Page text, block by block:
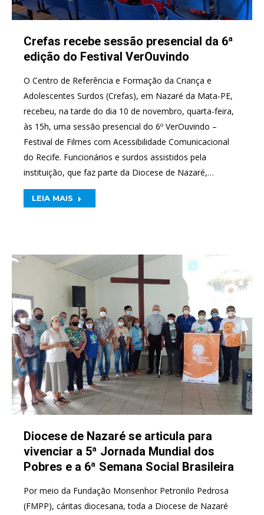
Crefas recebe sessão presencial da 6ª
edição do Festival VerOuvindo
O Centro de Referência e Formação da Criança e
Adolescentes Surdos (Crefas), em Nazaré da Mata-PE,
recebeu, na tarde do dia 10 de novembro, quarta-feira,
às 15h, uma sessão presencial do 6º VerOuvindo –
Festival de Filmes com Acessibilidade Comunicacional
do Recife. Funcionários e surdos assistidos pela
instituição, que faz parte da Diocese de Nazaré,…
LEIA MAIS
Diocese de Nazaré se articula para
vivenciar a 5ª Jornada Mundial dos
Pobres e a 6ª Semana Social Brasileira
Por meio da Fundação Monsenhor Petronilo Pedrosa
(FMPP), cáritas diocesana, toda a Diocese de Nazaré